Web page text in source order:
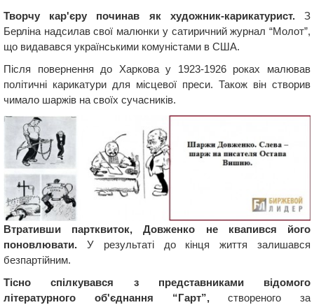
Творчу кар'єру починав як художник-карикатурист.З
Берліна надсилав свої малюнки у сатиричний журнал “Молот”,
що видавався українськими комуністами в США.
Після повернення до Харкова у 1923-1926 роках малював
політичні карикатури для місцевої преси. Також він створив
чимало шаржів на своїх сучасників.
Втративши партквиток, Довженко не квапився його
поновлювати. У результаті до кінця життя залишався
безпартійним.
Тісно спілкувався з представниками відомого
літературного об'єднання “Гарт”,створеного за